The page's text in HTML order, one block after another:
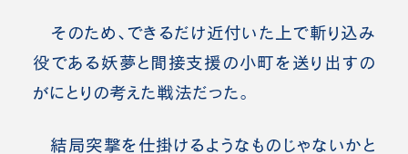
そのため、できるだけ近付いた上で斬り込み
役である妖夢と間接支援の小町を送り出すの
がにとりの考えた戦法だった。
結局突撃を仕掛けるようなものじゃないかと